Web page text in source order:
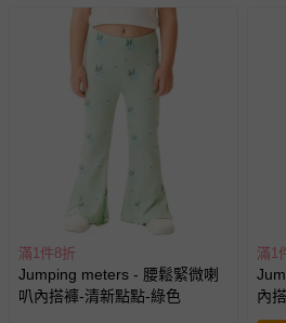
商品如因「價格、組合」等錯誤
會主動以簡訊及mail通知訂單取
滿1件8折
Jumping meters - 腰鬆緊微喇
叭內搭褲-清新點點-綠色
滿1
內